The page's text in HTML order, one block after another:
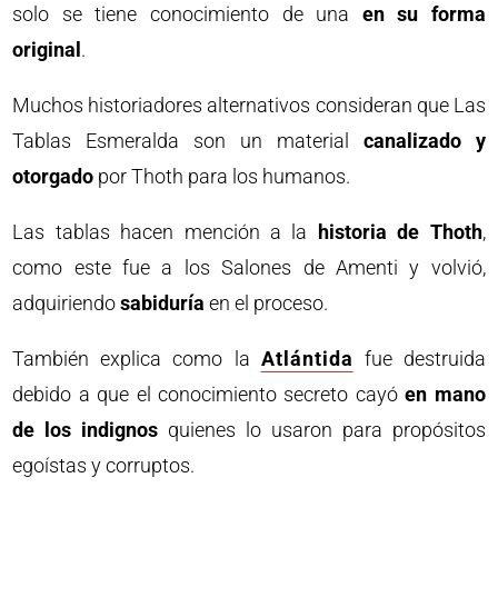
solo se tiene conocimiento de una en su forma
original.
Muchos historiadores alternativos consideran que Las
Tablas Esmeralda son un material canalizado y
otorgado por Thoth para los humanos.
Las tablas hacen mención a la historia de Thoth,
como este fue a los Salones de Amenti y volvió,
adquiriendosabiduría en el proceso.
También explica como la Atlántida fue destruida
debido a que el conocimiento secreto cayóen mano
de los indignos quienes lo usaron para propósitos
egoístas y corruptos.